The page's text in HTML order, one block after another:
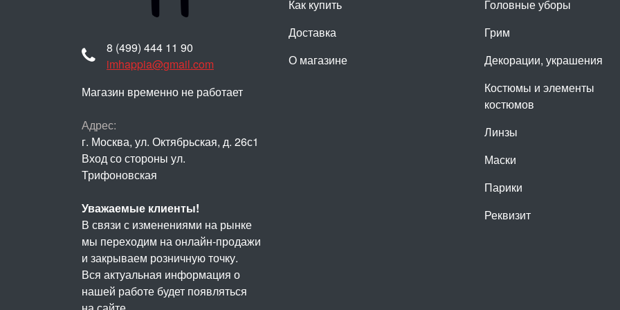
Как купить
Доставка
О магазине
Головные уборы
Грим
Декорации, украшения
Костюмы и элементы
костюмов
Линзы
Маски
Парики
Реквизит
8 (499) 444 11 90
imhappia@gmail.com
Магазин временно не работает
Адрес:
г. Москва, ул. Октябрьская, д. 26с1
Вход со стороны ул.
Трифоновская
Уважаемые клиенты!
В связи с изменениями на рынке
мы переходим на онлайн-продажи
и закрываем розничную точку.
Вся актуальная информация о
нашей работе будет появляться